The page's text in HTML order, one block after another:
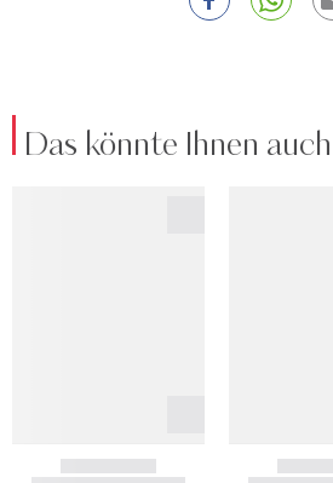
Das könnte Ihnen